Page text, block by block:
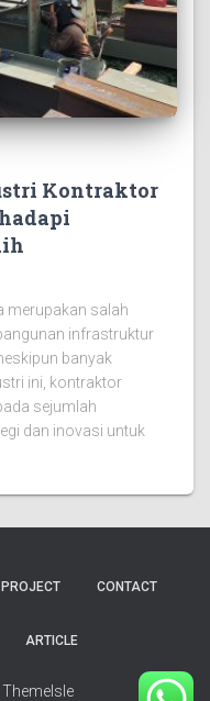
Kontraktor
merupakan salah
infrastruktur
banyak
ini, kontraktor
sejumlah
dan inovasi untuk
PROJECT CONTACT
ARTICLE
ThemeIsle